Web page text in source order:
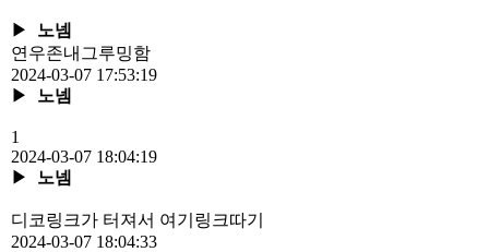
▶
노넴
연우존내그루밍함
2024-03-07 17:53:19
▶
노넴
1
2024-03-07 18:04:19
▶
노넴
디코링크가 터져서 여기링크따기
2024-03-07 18:04:33